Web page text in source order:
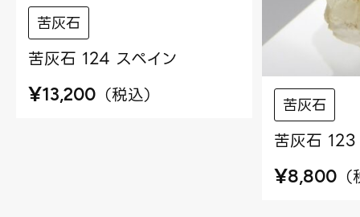
苦灰石
苦灰石 124 スペイン
¥13,200 （税込） 苦灰石
苦灰石
¥8,800 （